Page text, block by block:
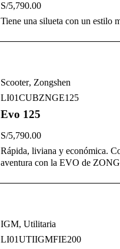
S/5,790.00
Tiene una silueta con un estilo
Scooter, Zongshen
LI01CUBZNGE125
Evo 125
S/5,790.00
Rápida, liviana y económica.
aventura con la EVO de
IGM, Utilitaria
LI01UTIIGMFIE200